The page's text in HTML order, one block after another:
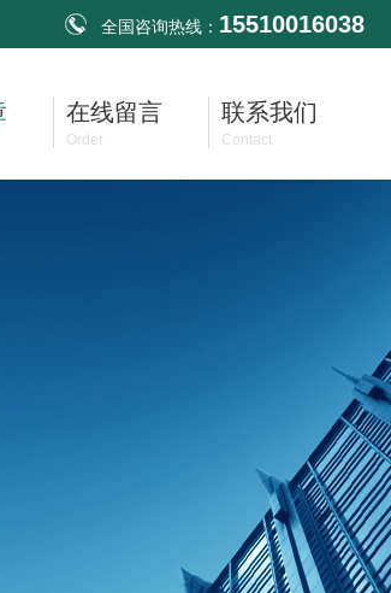
全国咨询热线： 15510016038
在线留言
Order
联系我们
Contact